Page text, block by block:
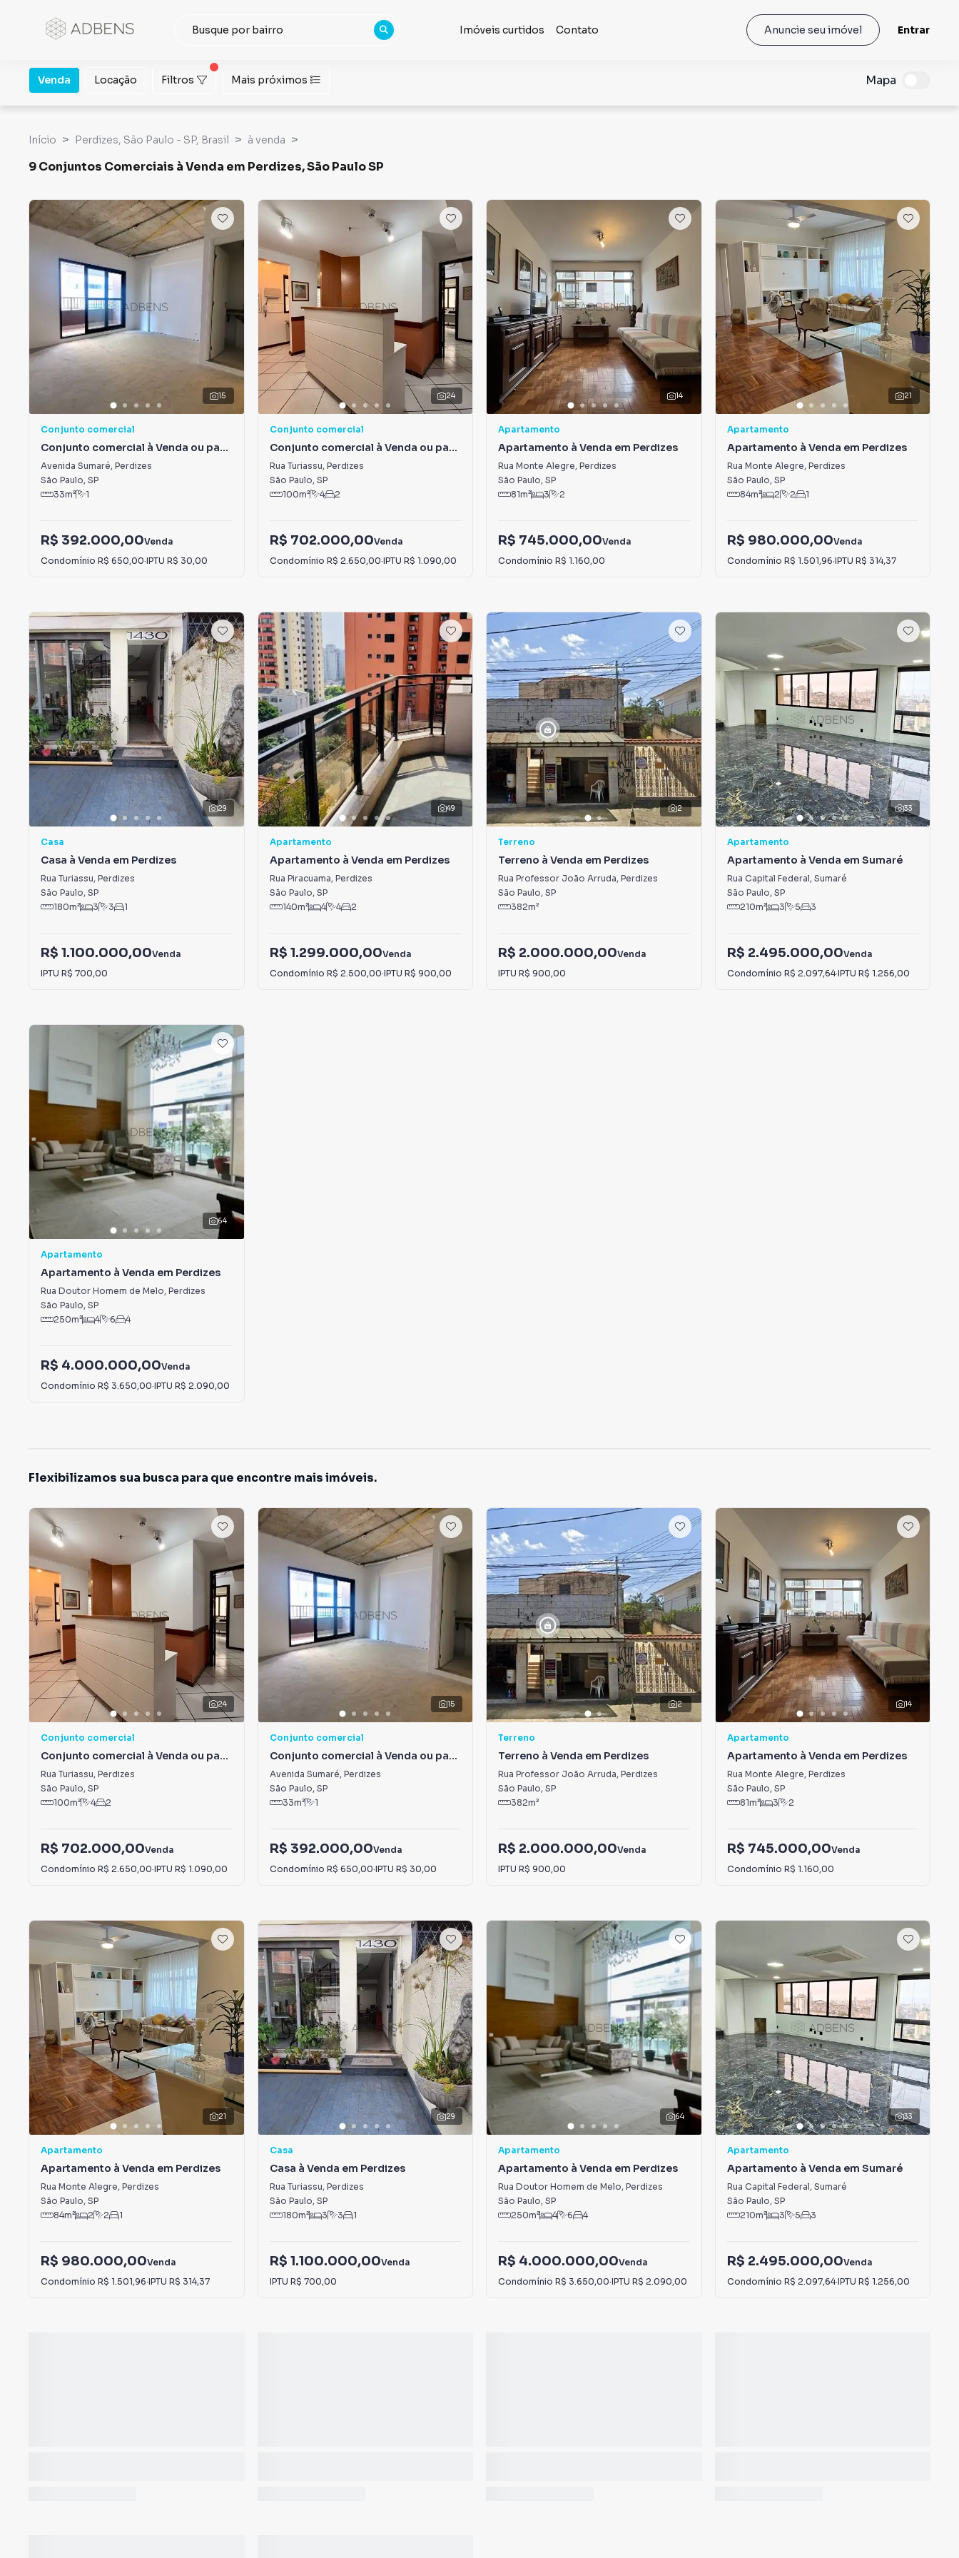
Imóveis curtidos Contato Anuncie seu imóvel Entrar
Venda Locação Filtros Mais próximos Mapa
Início Perdizes, São Paulo - SP, Brasil à venda
9 Conjuntos Comerciais à Venda em Perdizes, São Paulo SP
15
Conjunto comercial
Conjunto comercial à Venda ou para
Alugar em Perdizes
Avenida Sumaré, Perdizes
São Paulo, SP
33m² 1
R$ 392.000,00Venda
Condomínio R$ 650,00·IPTU R$ 30,00
24
Conjunto comercial
Conjunto comercial à Venda ou para
Alugar em Perdizes
Rua Turiassu, Perdizes
São Paulo, SP
100m² 4 2
R$ 702.000,00Venda
Condomínio R$ 2.650,00·IPTU R$ 1.090,00
14
Apartamento
Apartamento à Venda em Perdizes
Rua Monte Alegre, Perdizes
São Paulo, SP
81m² 3 2
R$ 745.000,00Venda
Condomínio R$ 1.160,00
21
Apartamento
Apartamento à Venda em Perdizes
Rua Monte Alegre, Perdizes
São Paulo, SP
84m² 2 2 1
R$ 980.000,00Venda
Condomínio R$ 1.501,96·IPTU R$ 314,37
29
Casa
Casa à Venda em Perdizes
Rua Turiassu, Perdizes
São Paulo, SP
180m² 3 3 1
R$ 1.100.000,00Venda
IPTU R$ 700,00
49
Apartamento
Apartamento à Venda em Perdizes
Rua Piracuama, Perdizes
São Paulo, SP
140m² 4 4 2
R$ 1.299.000,00Venda
Condomínio R$ 2.500,00·IPTU R$ 900,00
2
Terreno
Terreno à Venda em Perdizes
Rua Professor João Arruda, Perdizes
São Paulo, SP
382m²
R$ 2.000.000,00Venda
IPTU R$ 900,00
33
Apartamento
Apartamento à Venda em Sumaré
Rua Capital Federal, Sumaré
São Paulo, SP
210m² 3 5 3
R$ 2.495.000,00Venda
Condomínio R$ 2.097,64·IPTU R$ 1.256,00
64
Apartamento
Apartamento à Venda em Perdizes
Rua Doutor Homem de Melo, Perdizes
São Paulo, SP
250m² 4 6 4
R$ 4.000.000,00Venda
Condomínio R$ 3.650,00·IPTU R$ 2.090,00
Flexibilizamos sua busca para que encontre mais imóveis.
24
Conjunto comercial
Conjunto comercial à Venda ou para
Alugar em Perdizes
Rua Turiassu, Perdizes
São Paulo, SP
100m² 4 2
R$ 702.000,00Venda
Condomínio R$ 2.650,00·IPTU R$ 1.090,00
15
Conjunto comercial
Conjunto comercial à Venda ou para
Alugar em Perdizes
Avenida Sumaré, Perdizes
São Paulo, SP
33m² 1
R$ 392.000,00Venda
Condomínio R$ 650,00·IPTU R$ 30,00
2
Terreno
Terreno à Venda em Perdizes
Rua Professor João Arruda, Perdizes
São Paulo, SP
382m²
R$ 2.000.000,00Venda
IPTU R$ 900,00
14
Apartamento
Apartamento à Venda em Perdizes
Rua Monte Alegre, Perdizes
São Paulo, SP
81m² 3 2
R$ 745.000,00Venda
Condomínio R$ 1.160,00
21
Apartamento
Apartamento à Venda em Perdizes
Rua Monte Alegre, Perdizes
São Paulo, SP
84m² 2 2 1
R$ 980.000,00Venda
Condomínio R$ 1.501,96·IPTU R$ 314,37
29
Casa
Casa à Venda em Perdizes
Rua Turiassu, Perdizes
São Paulo, SP
180m² 3 3 1
R$ 1.100.000,00Venda
IPTU R$ 700,00
64
Apartamento
Apartamento à Venda em Perdizes
Rua Doutor Homem de Melo, Perdizes
São Paulo, SP
250m² 4 6 4
R$ 4.000.000,00Venda
Condomínio R$ 3.650,00·IPTU R$ 2.090,00
33
Apartamento
Apartamento à Venda em Sumaré
Rua Capital Federal, Sumaré
São Paulo, SP
210m² 3 5 3
R$ 2.495.000,00Venda
Condomínio R$ 2.097,64·IPTU R$ 1.256,00